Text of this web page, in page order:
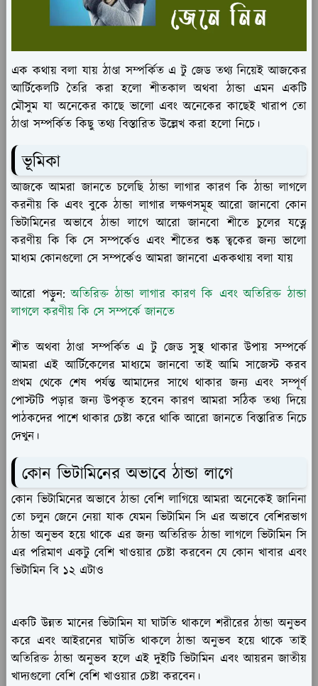
এক কথায় বলা যায় ঠাণ্ডা সম্পর্কিত এ টু জেড তথ্য নিয়েই আজকের
আর্টিকেলটি তৈরি করা হলো শীতকাল অথবা ঠান্ডা এমন একটি
মৌসুম যা অনেকের কাছে ভালো এবং অনেকের কাছেই খারাপ তো
ঠাণ্ডা সম্পর্কিত কিছু তথ্য বিস্তারিত উল্লেখ করা হলো নিচে।
ভূমিকা
আজকে আমরা জানতে চলেছি ঠান্ডা লাগার কারণ কি ঠান্ডা লাগলে
করনীয় কি এবং বুকে ঠান্ডা লাগার লক্ষণসমূহ আরো জানবো কোন
ভিটামিনের অভাবে ঠান্ডা লাগে আরো জানবো শীতে চুলের যত্নে
করণীয় কি কি সে সম্পর্কেও এবং শীতের শুষ্ক ত্বকের জন্য ভালো
মাধ্যম কোনগুলো সে সম্পর্কেও আমরা জানবো এককথায় বলা যায়
আরো পড়ুন:অতিরিক্ত ঠান্ডা লাগার কারণ কি এবং অতিরিক্ত ঠান্ডা
লাগলে করণীয় কি সে সম্পর্কে জানতে
শীত অথবা ঠাণ্ডা সম্পর্কিত এ টু জেড সুস্থ থাকার উপায় সম্পর্কে
আমরা এই আর্টিকেলের মাধ্যমে জানবো তাই আমি সাজেস্ট করব
প্রথম থেকে শেষ পর্যন্ত আমাদের সাথে থাকার জন্য এবং সম্পূর্ণ
পোস্টটি পড়ার জন্য উপকৃত হবেন কারণ আমরা সঠিক তথ্য দিয়ে
পাঠকদের পাশে থাকার চেষ্টা করে থাকি আরো জানতে বিস্তারিত নিচে
দেখুন।
কোন ভিটামিনের অভাবে ঠান্ডা লাগে
কোন ভিটামিনের অভাবে ঠান্ডা বেশি লাগিয়ে আমরা অনেকেই জানিনা
তো চলুন জেনে নেয়া যাক যেমন ভিটামিন সি এর অভাবে বেশিরভাগ
ঠান্ডা অনুভব হয়ে থাকে এর জন্য অতিরিক্ত ঠান্ডা লাগলে ভিটামিন সি
এর পরিমাণ একটু বেশি খাওয়ার চেষ্টা করবেন যে কোন খাবার এবং
ভিটামিন বি ১২ এটাও
একটি উন্নত মানের ভিটামিন যা ঘাটতি থাকলে শরীরের ঠান্ডা অনুভব
করে এবং আইরনের ঘাটতি থাকলে ঠান্ডা অনুভব হয়ে থাকে তাই
অতিরিক্ত ঠান্ডা অনুভব হলে এই দুইটি ভিটামিন এবং আয়রন জাতীয়
খাদ্যগুলো বেশি বেশি খাওয়ার চেষ্টা করবেন।